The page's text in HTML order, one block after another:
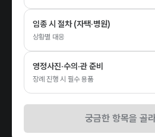
임종 시 절차 (자택·병원)
상황별 대응
영정사진·수의·관 준비
장례 진행 시 필수 용품
궁금한 항목을 골